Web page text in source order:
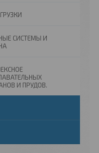
СИСТЕМЫ И
И ПРУДОВ.